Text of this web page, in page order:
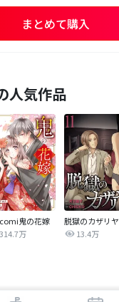
まとめて購入
人気作品
鬼の花嫁
314.7万
脱獄のカザリヤ
13.4万